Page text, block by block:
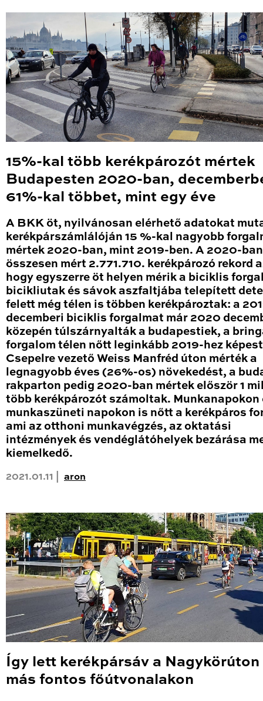
15%-kal több kerékpározót mértek
Budapesten 2020-ban,
61%-kal többet, mint egy éve
A BKK öt, nyilvánosan elérhető adatokat
kerékpárszámlálóján 15 %-kal nagyobb
mértek 2020-ban, mint 2019-ben. A 2020-ban
összesen mért 2.771.710. kerékpározó rekord
hogy egyszerre öt helyen mérik a biciklis
bicikliutak és sávok aszfaltjába telepített
felett még télen is többen kerékpároztak: a
decemberi biciklis forgalmat már 2020
közepén túlszárnyalták a budapestiek, a
forgalom télen nőtt leginkább 2019-hez
Csepelre vezető Weiss Manfréd úton mérték a
legnagyobb éves (26%-os) növekedést, a
rakparton pedig 2020-ban mértek először 1
több kerékpározót számoltak. Munkanapokon
munkaszüneti napokon is nőtt a kerékpáros
ami az otthoni munkavégzés, az oktatási
intézmények és vendéglátóhelyek bezárása
kiemelkedő.
2021.01.11 | aron
Így lett kerékpársáv a Nagykörúton
más fontos főútvonalakon